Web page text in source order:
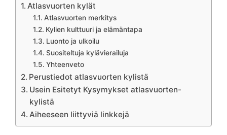
Atlasvuorten kylät
Atlasvuorten merkitys
Kylien kulttuuri ja elämäntapa
Luonto ja ulkoilu
Suositeltuja kylävierailuja
Yhteenveto
Perustiedot atlasvuorten kylistä
Usein Esitetyt Kysymykset atlasvuorten-
kylistä
Aiheeseen liittyviä linkkejä